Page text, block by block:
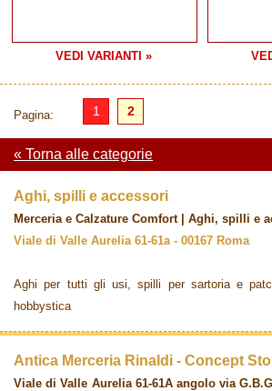
VEDI VARIANTI »
Pagina: 1 2
« Torna alle categorie
Aghi, spilli e accessori
Merceria e Calzature Comfort | Aghi, spilli e
Viale di Valle Aurelia 61-61a - 00167 Roma
Aghi per tutti gli usi, spilli per sartoria e
hobbystica
Antica Merceria Rinaldi - Concept
Viale di Valle Aurelia 61-61A angolo via